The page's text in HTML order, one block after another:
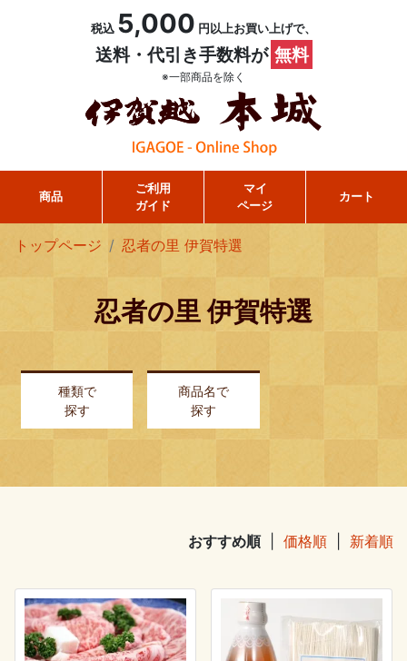
税込 5,000 円以上お買い上げで、
送料・代引き手数料が 無料
※一部商品を除く
商品
ご利用
ガイド
マイ
ページ
カート
トップページ 忍者の里 伊賀特選
忍者の里 伊賀特選
種類で
探す
商品名で
探す
おすすめ順| 価格順 新着順